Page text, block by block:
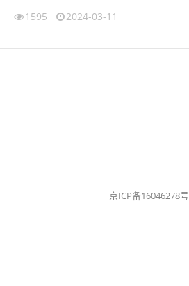
1595 2024-03-11
京ICP备16046278号